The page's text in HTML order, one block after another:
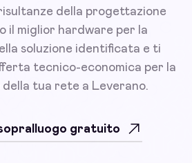
della progettazione
il miglior hardware per la
soluzione identificata e ti
tecnico-economica per la
della tua rete a Leverano.
sopralluogo gratuito